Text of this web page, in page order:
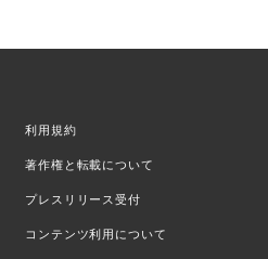
利用規約
著作権と転載について
プレスリリース受付
コンテンツ利用について